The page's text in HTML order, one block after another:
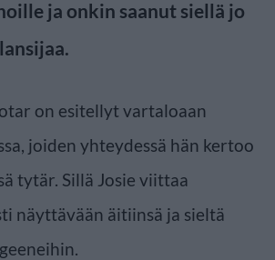
ja onkin saanut siellä jo
on esitellyt vartaloaan
joiden yhteydessä hän kertoo
tytär. Sillä Josie viittaa
näyttävään äitiinsä ja sieltä